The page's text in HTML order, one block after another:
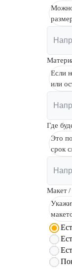
Можно
Если
или
Где
Это
срок
Макет /